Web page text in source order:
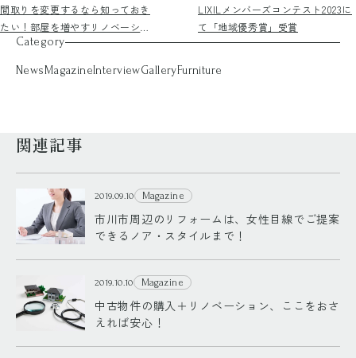
間取りを変更するなら知っておき
たい！部屋を増やすリノベーショ
ンのコツや注意点を紹介！
LIXILメンバーズコンテスト2023に
て「地域優秀賞」受賞
Category
NewsMagazineInterviewGalleryFurniture
関連記事
2019.09.10 Magazine
市川市周辺のリフォームは、女性目線でご提案
できるノア・スタイルまで！
2019.10.10 Magazine
中古物件の購入＋リノベーション、ここをおさ
えれば安心！